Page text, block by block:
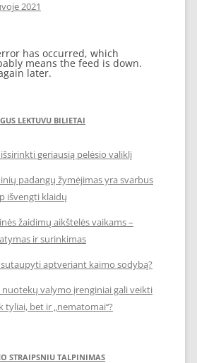
2021
has occurred, which
means the feed is down.
later.
LEKTUVU BILIETAI
geriausią pelėsio valiklį
padangų žymėjimas yra svarbus
išvengti klaidų
žaidimų aikštelės vaikams –
ir surinkimas
sutaupyti aptveriant kaimo sodybą?
nuotekų valymo įrenginiai gali veikti
tyliai, bet ir „nematomai‘‘?
STRAIPSNIU TALPINIMAS